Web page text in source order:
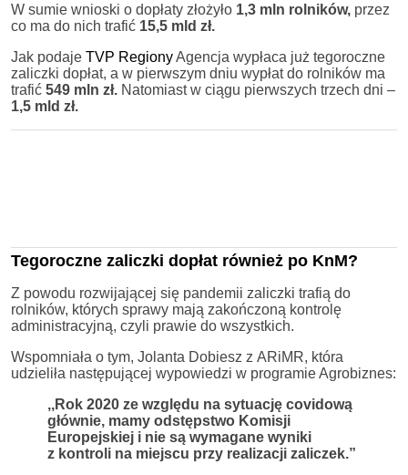
W sumie wnioski o dopłaty złożyło 1,3 mln rolników, przez
co ma do nich trafić 15,5 mld zł.
Jak podaje TVP RegionyAgencja wypłaca już tegoroczne
zaliczki dopłat, a w pierwszym dniu wypłat do rolników ma
trafić 549 mln zł. Natomiast w ciągu pierwszych trzech dni –
1,5 mld zł.
Tegoroczne zaliczki dopłat również po KnM?
Z powodu rozwijającej się pandemii zaliczki trafią do
rolników, których sprawy mają zakończoną kontrolę
administracyjną, czyli prawie do wszystkich.
Wspomniała o tym, Jolanta Dobiesz z ARiMR, która
udzieliła następującej wypowiedzi w programie Agrobiznes:
,,Rok 2020 ze względu na sytuację covidową
głównie, mamy odstępstwo Komisji
Europejskiej i nie są wymagane wyniki
z kontroli na miejscu przy realizacji zaliczek.”